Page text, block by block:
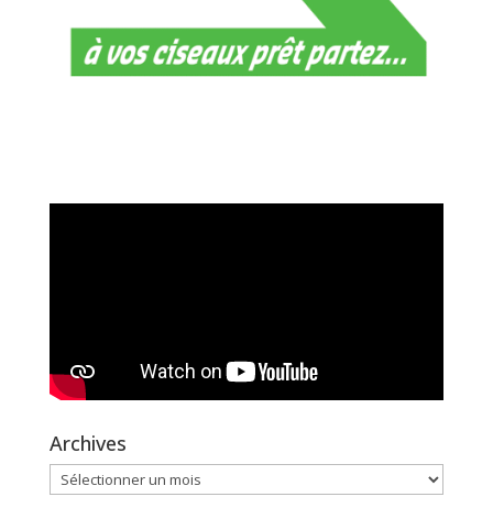
Archives
Archives